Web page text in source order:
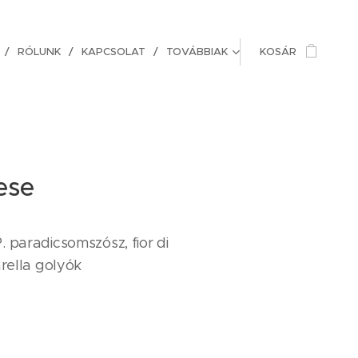
RÓLUNK KAPCSOLAT TOVÁBBIAK KOSÁR
paradicsomszósz, fior di
golyók